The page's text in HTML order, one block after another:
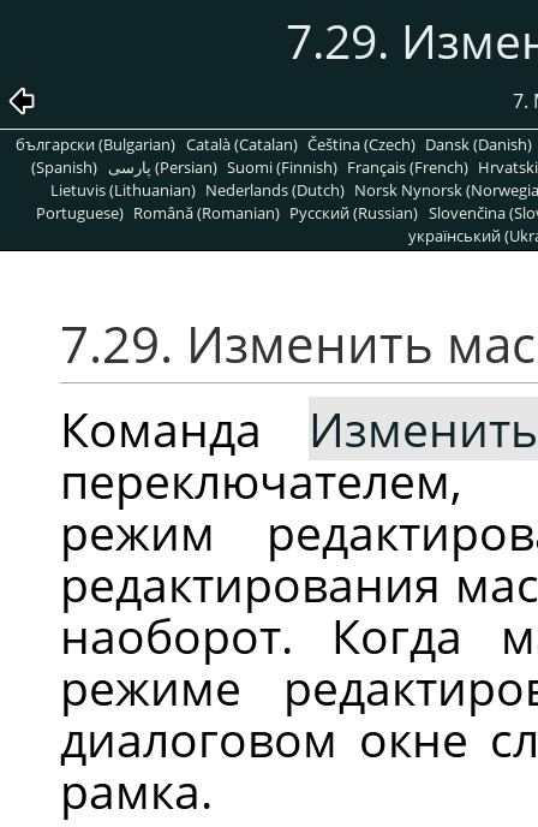
7.29.
7.
български (Bulgarian) Català (Catalan) Čeština (Czech) Dansk (Danish)
(Spanish)
پارسی (Persian) Suomi (Finnish) Français (French)
Lietuvis (Lithuanian) Nederlands (Dutch) Norsk Nynorsk
Portuguese) Română (Romanian) Pусский (Russian) Slovenčina
український
7.29. Изменить
Команда
режим
редактирования
наоборот. Когда
режиме
диалоговом окне
рамка.